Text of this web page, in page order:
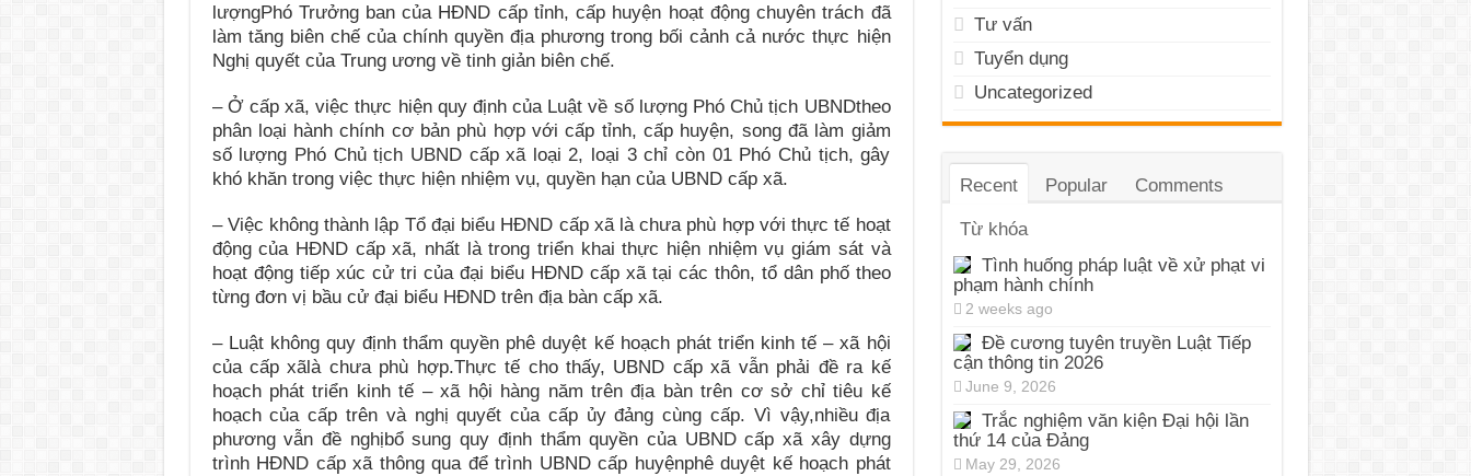
lượngPhó Trưởng ban của HĐND cấp tỉnh, cấp huyện hoạt động chuyên trách đã
làm tăng biên chế của chính quyền địa phương trong bối cảnh cả nước thực hiện
Nghị quyết của Trung ương về tinh giản biên chế.
– Ở cấp xã, việc thực hiện quy định của Luật về số lượng Phó Chủ tịch UBNDtheo
phân loại hành chính cơ bản phù hợp với cấp tỉnh, cấp huyện, song đã làm giảm
số lượng Phó Chủ tịch UBND cấp xã loại 2, loại 3 chỉ còn 01 Phó Chủ tịch, gây
khó khăn trong việc thực hiện nhiệm vụ, quyền hạn của UBND cấp xã.
– Việc không thành lập Tổ đại biểu HĐND cấp xã là chưa phù hợp với thực tế hoạt
động của HĐND cấp xã, nhất là trong triển khai thực hiện nhiệm vụ giám sát và
hoạt động tiếp xúc cử tri của đại biểu HĐND cấp xã tại các thôn, tổ dân phố theo
từng đơn vị bầu cử đại biểu HĐND trên địa bàn cấp xã.
– Luật không quy định thẩm quyền phê duyệt kế hoạch phát triển kinh tế – xã hội
của cấp xãlà chưa phù hợp.Thực tế cho thấy, UBND cấp xã vẫn phải đề ra kế
hoạch phát triển kinh tế – xã hội hàng năm trên địa bàn trên cơ sở chỉ tiêu kế
hoạch của cấp trên và nghị quyết của cấp ủy đảng cùng cấp. Vì vậy,nhiều địa
phương vẫn đề nghịbổ sung quy định thẩm quyền của UBND cấp xã xây dựng
trình HĐND cấp xã thông qua để trình UBND cấp huyệnphê duyệt kế hoạch phát
Tư vấn
Tuyển dụng
Uncategorized
Recent Popular Comments
Từ khóa
Tình huống pháp luật về xử phạt vi
phạm hành chính
2 weeks ago
Đề cương tuyên truyền Luật Tiếp
cận thông tin 2026
June 9, 2026
Trắc nghiệm văn kiện Đại hội lần
thứ 14 của Đảng
May 29, 2026